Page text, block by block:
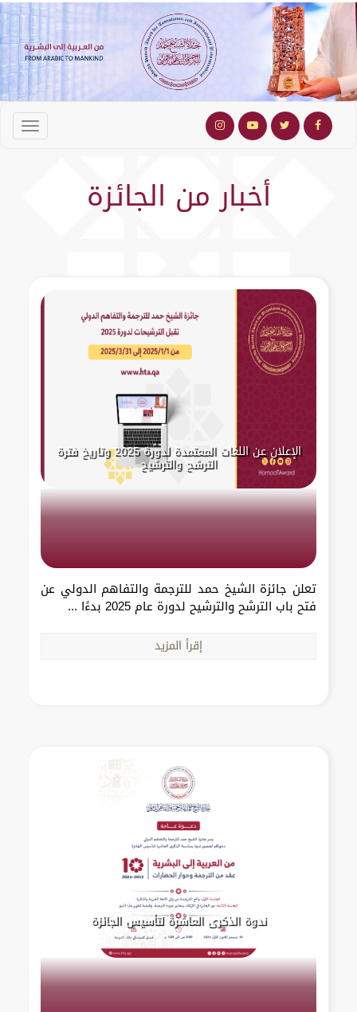
أخبار من الجائزة
الإعلان عن اللغات المعتمدة لدورة 2025 وتاريخ فترة
الترشح والترشيح
تعلن جائزة الشيخ حمد للترجمة والتفاهم الدولي عن
فتح باب الترشح والترشيح لدورة عام 2025 بدءًا ...
إقرأ المزيد
ندوة الذكرى العاشرة لتأسيس الجائزة